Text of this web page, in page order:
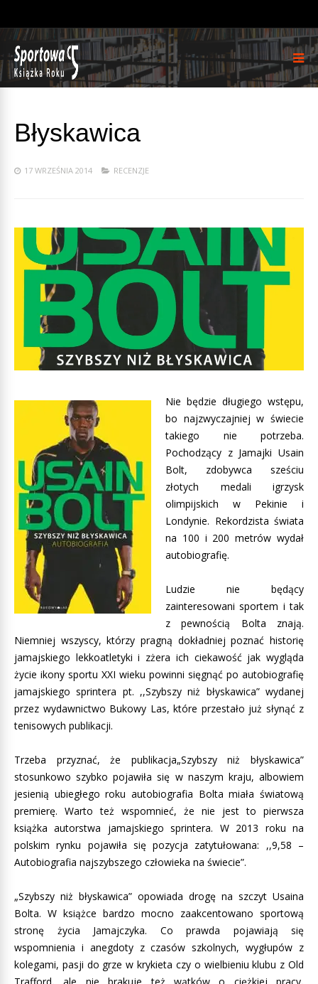
Błyskawica
17 WRZEŚNIA 2014 RECENZJE
Nie będzie długiego wstępu,
bo najzwyczajniej w świecie
takiego nie potrzeba.
Pochodzący z Jamajki Usain
Bolt, zdobywca sześciu
złotych medali igrzysk
olimpijskich w Pekinie i
Londynie. Rekordzista świata
na 100 i 200 metrów wydał
autobiografię.
Ludzie nie będący
zainteresowani sportem i tak
z pewnością Bolta znają.
Niemniej wszyscy, którzy pragną dokładniej poznać historię
jamajskiego lekkoatletyki i zżera ich ciekawość jak wygląda
życie ikony sportu XXI wieku powinni sięgnąć po autobiografię
jamajskiego sprintera pt. ,,Szybszy niż błyskawica” wydanej
przez wydawnictwo Bukowy Las, które przestało już słynąć z
tenisowych publikacji.
Trzeba przyznać, że publikacja„Szybszy niż błyskawica”
stosunkowo szybko pojawiła się w naszym kraju, albowiem
jesienią ubiegłego roku autobiografia Bolta miała światową
premierę. Warto też wspomnieć, że nie jest to pierwsza
książka autorstwa jamajskiego sprintera. W 2013 roku na
polskim rynku pojawiła się pozycja zatytułowana: ,,9,58 –
Autobiografia najszybszego człowieka na świecie”.
„Szybszy niż błyskawica” opowiada drogę na szczyt Usaina
Bolta. W książce bardzo mocno zaakcentowano sportową
stronę życia Jamajczyka. Co prawda pojawiają się
wspomnienia i anegdoty z czasów szkolnych, wygłupów z
kolegami, pasji do grze w krykieta czy o wielbieniu klubu z Old